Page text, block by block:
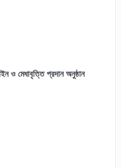
ও মেধাবৃত্তি প্রদান অনুষ্ঠান